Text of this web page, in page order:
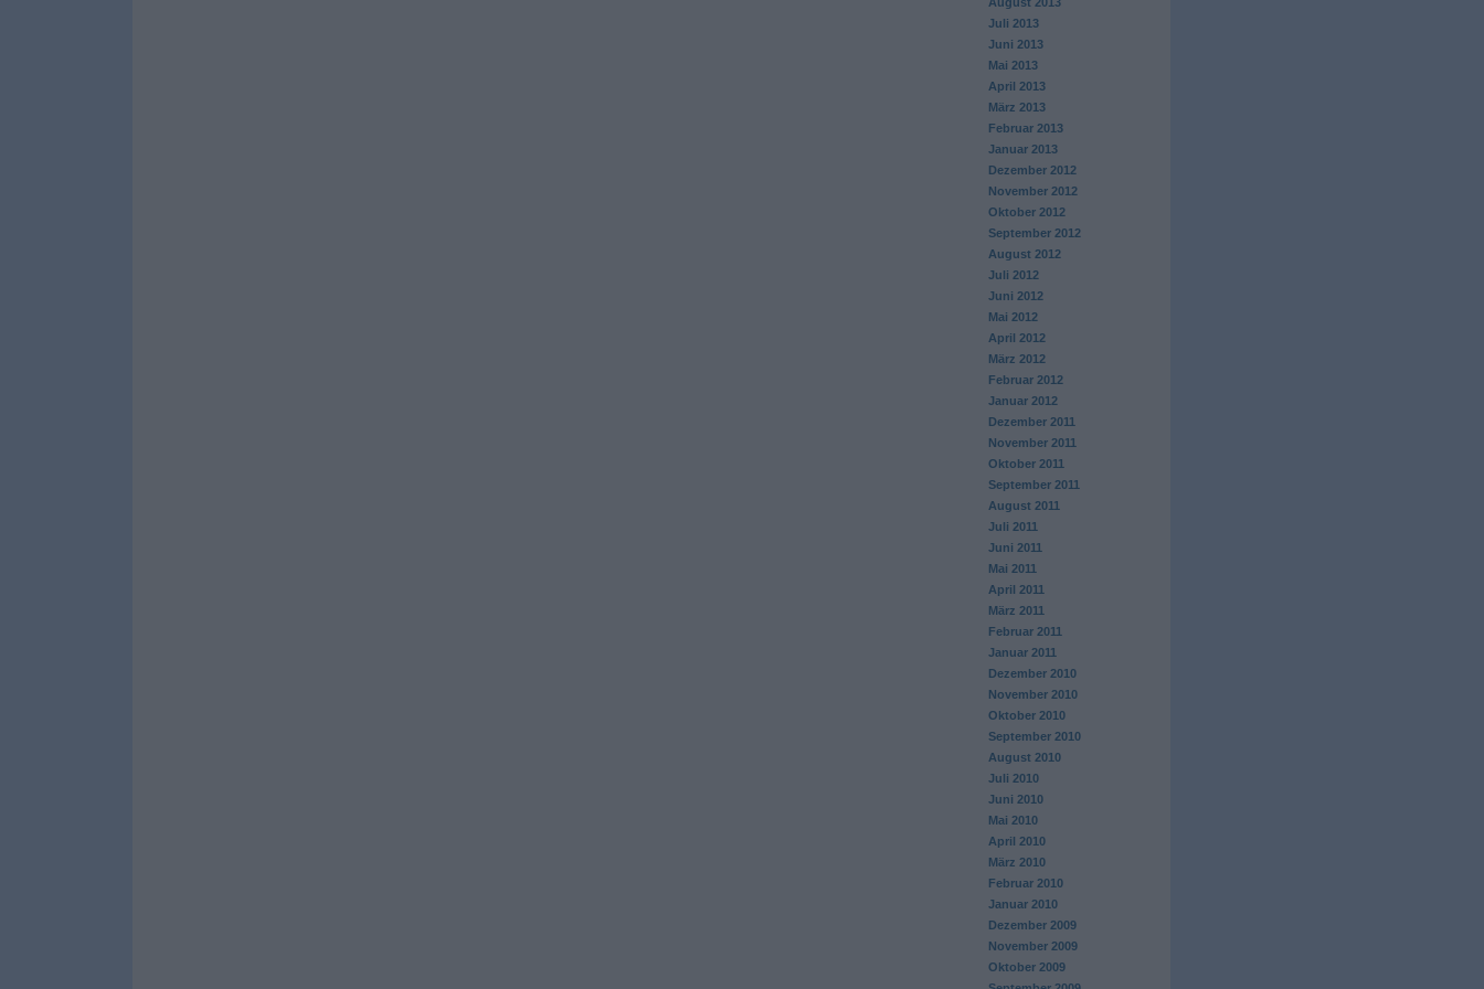
Juli 2013
Juni 2013
Mai 2013
April 2013
März 2013
Februar 2013
Januar 2013
Dezember 2012
November 2012
Oktober 2012
September 2012
August 2012
Juli 2012
Juni 2012
Mai 2012
April 2012
März 2012
Februar 2012
Januar 2012
Dezember 2011
November 2011
Oktober 2011
September 2011
August 2011
Juli 2011
Juni 2011
Mai 2011
April 2011
März 2011
Februar 2011
Januar 2011
Dezember 2010
November 2010
Oktober 2010
September 2010
August 2010
Juli 2010
Juni 2010
Mai 2010
April 2010
März 2010
Februar 2010
Januar 2010
Dezember 2009
November 2009
Oktober 2009